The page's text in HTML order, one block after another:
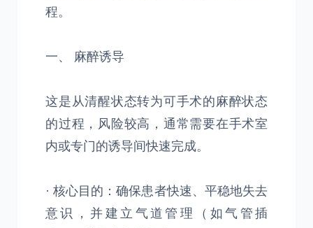
程。
一、 麻醉诱导
这是从清醒状态转为可手术的麻醉状态
的过程，风险较高，通常需要在手术室
内或专门的诱导间快速完成。
· 核心目的：确保患者快速、平稳地失去
意识，并建立气道管理（如气管插